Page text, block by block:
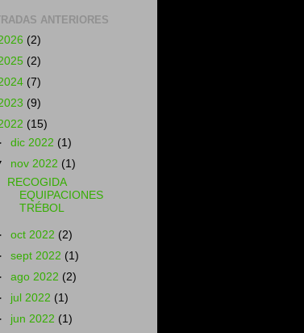
ANTERIORES
(2)
(2)
(7)
(9)
(15)
dic 2022 (1)
nov 2022 (1)
RECOGIDA
EQUIPACIONES
TRÉBOL
oct 2022 (2)
sept 2022 (1)
ago 2022 (2)
jul 2022 (1)
jun 2022 (1)